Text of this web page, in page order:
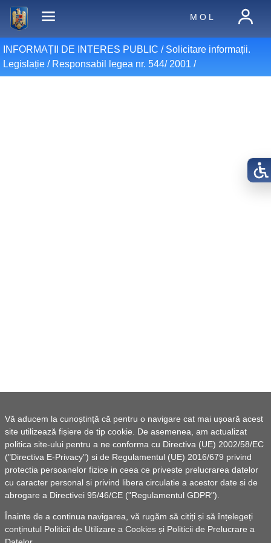
Vă aducem la cunoștință că pentru o navigare cat mai ușoară acest
site utilizează fișiere de tip cookie. De asemenea, am actualizat
politica site-ului pentru a ne conforma cu Directiva (UE) 2002/58/EC
("Directiva E-Privacy") si de Regulamentul (UE) 2016/679 privind
protectia persoanelor fizice in ceea ce priveste prelucrarea datelor
cu caracter personal si privind libera circulatie a acestor date si de
abrogare a Directivei 95/46/CE ("Regulamentul GDPR").
Înainte de a continua navigarea, vă rugăm să citiți și să înțelegeți
conținutul Politicii de Utilizare a Cookies și Politicii de Prelucrare a
M O L
INFORMAȚII DE INTERES PUBLIC / Solicitare informații.
Legislație/ Responsabil legea nr. 544/ 2001 /